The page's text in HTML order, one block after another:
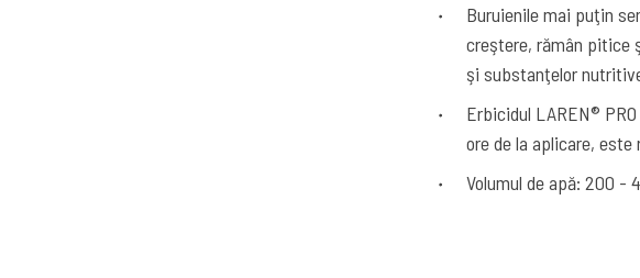
Buruienile mai puţin
creştere, rămân pitice
şi substanţelor
Erbicidul LAREN®
ore de la aplicare,
Volumul de apă: 200 -